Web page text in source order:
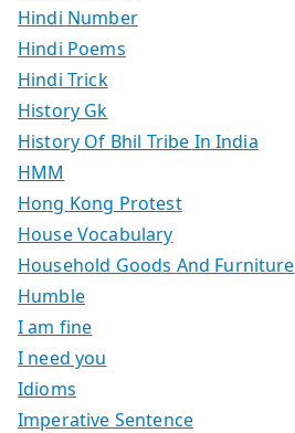
Hindi Number
Hindi Poems
Hindi Trick
History Gk
History Of Bhil Tribe In India
HMM
Hong Kong Protest
House Vocabulary
Household Goods And Furniture
Humble
I am fine
I need you
Idioms
Imperative Sentence